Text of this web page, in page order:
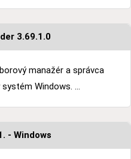
3.69.1.0
manažér a správca
Windows. ...
- Windows